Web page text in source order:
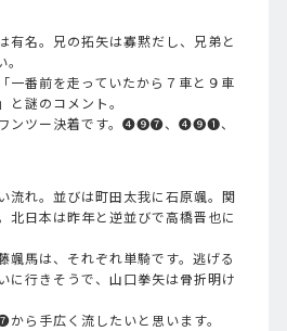
有名。兄の拓矢は寡黙だし、兄弟と
一番前を走っていたから７車と９車
と謎のコメント。
ワンツー決着です。❹❾❼、❹❾❶、
流れ。並びは町田太我に石原颯。関
北日本は昨年と逆並びで高橋晋也に
颯馬は、それぞれ単騎です。逃げる
に行きそうで、山口拳矢は骨折明け
ら手広く流したいと思います。